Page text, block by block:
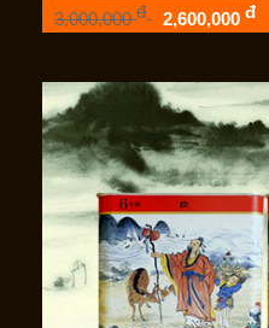
3,000,000đ 2,600,000đ